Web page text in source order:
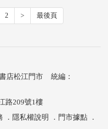
2 > 最後頁
店松江門市 統編：
路209號1樓
． 隱私權說明 ． 門市據點 ．